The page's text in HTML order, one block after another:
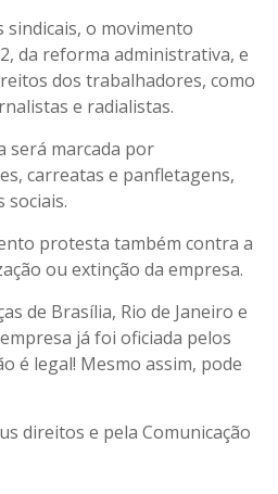
sindicais, o movimento
da reforma administrativa, e
dos trabalhadores, como
e radialistas.
será marcada por
carreatas e panfletagens,
sociais.
protesta também contra a
ou extinção da empresa.
de Brasília, Rio de Janeiro e
já foi oficiada pelos
é legal! Mesmo assim, pode
direitos e pela Comunicação